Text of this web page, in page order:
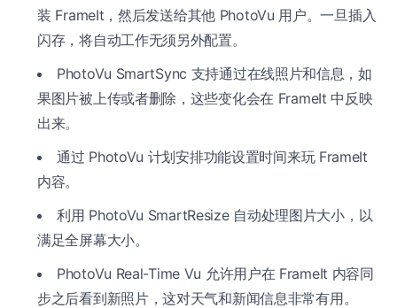
装 FrameIt，然后发送给其他 PhotoVu 用户。一旦插入
闪存，将自动工作无须另外配置。
PhotoVu SmartSync 支持通过在线照片和信息，如
果图片被上传或者删除，这些变化会在 FrameIt 中反映
出来。
通过 PhotoVu 计划安排功能设置时间来玩 FrameIt
内容。
利用 PhotoVu SmartResize 自动处理图片大小，以
满足全屏幕大小。
PhotoVu Real-Time Vu 允许用户在 FrameIt 内容同
步之后看到新照片，这对天气和新闻信息非常有用。